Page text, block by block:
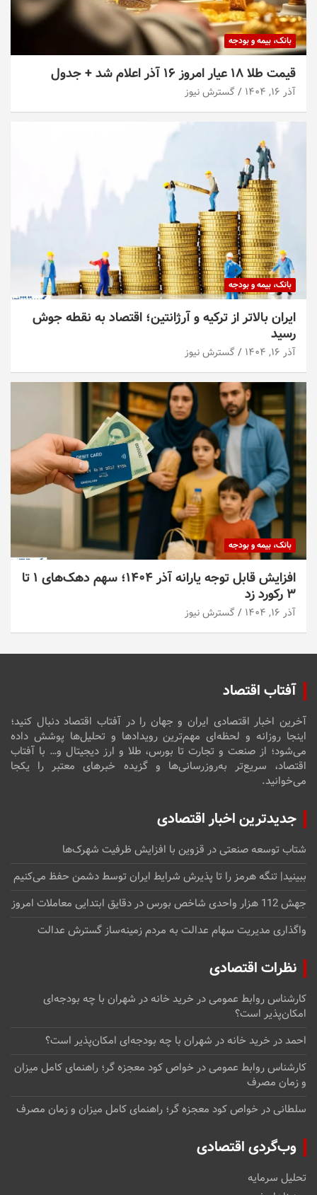
بانک، بیمه و بودجه
قیمت طلا ۱۸ عیار امروز ۱۶ آذر اعلام شد + جدول
آذر ۱۶, ۱۴۰۴ گسترش نیوز
بانک، بیمه و بودجه
ایران بالاتر از ترکیه و آرژانتین؛ اقتصاد به نقطه جوش
رسید
آذر ۱۶, ۱۴۰۴ گسترش نیوز
بانک، بیمه و بودجه
افزایش قابل توجه یارانه آذر ۱۴۰۴؛ سهم دهک‌های ۱ تا
۳ رکورد زد
آذر ۱۶, ۱۴۰۴ گسترش نیوز
آفتاب اقتصاد
آخرین اخبار اقتصادی ایران و جهان را در آفتاب اقتصاد دنبال کنید؛
اینجا روزانه و لحظه‌ای مهم‌ترین رویدادها و تحلیل‌ها پوشش داده
می‌شود؛ از صنعت و تجارت تا بورس، طلا و ارز دیجیتال و… با آفتاب
اقتصاد، سریع‌تر به‌روزرسانی‌ها و گزیده خبرهای معتبر را یکجا
می‌خوانید.
جدیدترین اخبار اقتصادی
شتاب توسعه صنعتی در قزوین با افزایش ظرفیت شهرک‌ها
ببینید| تنگه هرمز را تا پذیرش شرایط ایران توسط دشمن حفظ می‌کنیم
جهش 112 هزار واحدی شاخص بورس در دقایق ابتدایی معاملات امروز
واگذاری مدیریت سهام عدالت به مردم زمینه‌ساز گسترش عدالت
نظرات اقتصادی
کارشناس روابط عمومیدرخرید خانه در شهران با چه بودجه‌ای
امکان‌پذیر است؟
احمددرخرید خانه در شهران با چه بودجه‌ای امکان‌پذیر است؟
کارشناس روابط عمومیدرخواص کود معجزه گر؛ راهنمای کامل میزان
و زمان مصرف
سلطانیدرخواص کود معجزه گر؛ راهنمای کامل میزان و زمان مصرف
وب‌گردی اقتصادی
تحلیل سرمایه